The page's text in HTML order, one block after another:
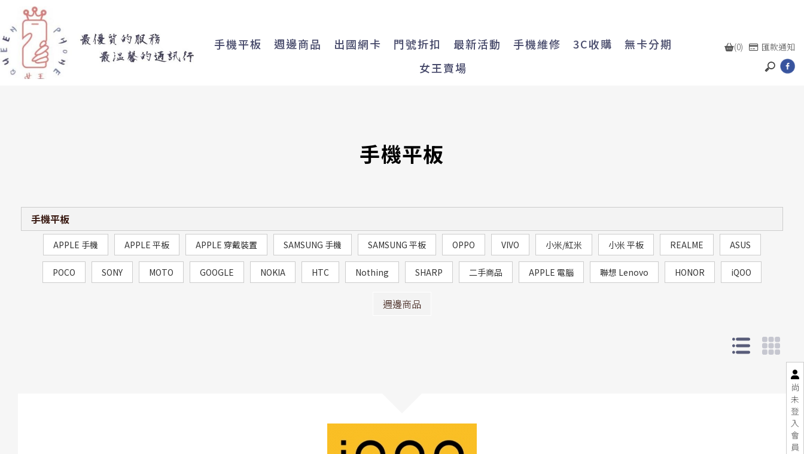
尚
未
登
入
會
員
(0) 匯款通知
手機平板 門號折扣
週邊商品 最新活動 手機維修 3C收購
無卡分期
女王賣場
出國網卡
手機平板
手機平板
APPLE 手機 APPLE 平板 APPLE 穿戴裝置 SAMSUNG 手機 SAMSUNG 平板 OPPO VIVO 小米/紅米 小米 平板 REALME ASUS
POCO SONY MOTO GOOGLE NOKIA HTC Nothing SHARP 二手商品 APPLE 電腦 聯想 Lenovo HONOR iQOO
週邊商品